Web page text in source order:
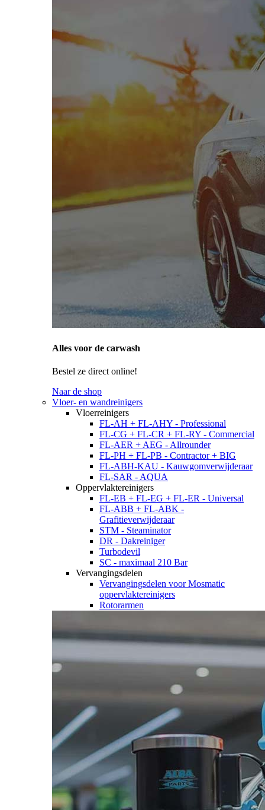
Alles voor de carwash
Bestel ze direct online!
Naar de shop
Vloer- en wandreinigers
Vloerreinigers
FL-AH + FL-AHY - Professional
FL-CG + FL-CR + FL-RY - Commercial
FL-AER + AEG - Allrounder
FL-PH + FL-PB - Contractor + BIG
FL-ABH-KAU - Kauwgomverwijderaar
FL-SAR - AQUA
Oppervlaktereinigers
FL-EB + FL-EG + FL-ER - Universal
FL-ABB + FL-ABK -
Grafitieverwijderaar
STM - Steaminator
DR - Dakreiniger
Turbodevil
SC - maximaal 210 Bar
Vervangingsdelen
Vervangingsdelen voor Mosmatic
oppervlaktereinigers
Rotorarmen